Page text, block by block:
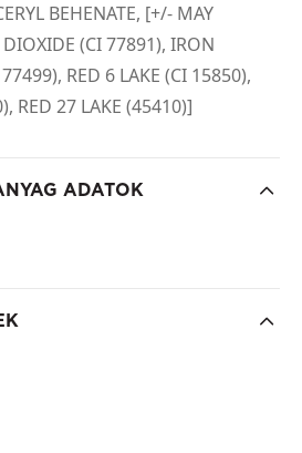
BEHENATE, [+/- MAY
(CI 77891), IRON
RED 6 LAKE (CI 15850),
RED 27 LAKE (45410)]
ADATOK